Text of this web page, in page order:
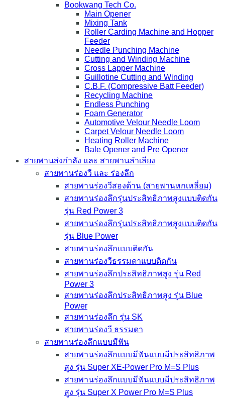
Bookwang Tech Co.
Main Opener
Mixing Tank
Roller Carding Machine and Hopper
Feeder
Needle Punching Machine
Cutting and Winding Machine
Cross Lapper Machine
Guillotine Cutting and Winding
C.B.F. (Compressive Batt Feeder)
Recycling Machine
Endless Punching
Foam Generator
Automotive Velour Needle Loom
Carpet Velour Needle Loom
Heating Roller Machine
Bale Opener and Pre Opener
สายพานส่งกำลัง และ สายพานลำเลียง
สายพานร่องวี และ ร่องลึก
สายพานร่องวีสองด้าน (สายพานหกเหลี่ยม)
สายพานร่องลึกรุ่นประสิทธิภาพสูงแบบติดกัน
รุ่น Red Power 3
สายพานร่องลึกรุ่นประสิทธิภาพสูงแบบติดกัน
รุ่น Blue Power
สายพานร่องลึกแบบติดกัน
สายพานร่องวีธรรมดาแบบติดกัน
สายพานร่องลึกประสิทธิภาพสูง รุ่น Red
Power 3
สายพานร่องลึกประสิทธิภาพสูง รุ่น Blue
Power
สายพานร่องลึก รุ่น SK
สายพานร่องวี ธรรมดา
สายพานร่องลึกแบบมีฟัน
สายพานร่องลึกแบบมีฟันแบบมีประสิทธิภาพ
สูง รุ่น Super XE-Power Pro M=S Plus
สายพานร่องลึกแบบมีฟันแบบมีประสิทธิภาพ
สูง รุ่น Super X Power Pro M=S Plus